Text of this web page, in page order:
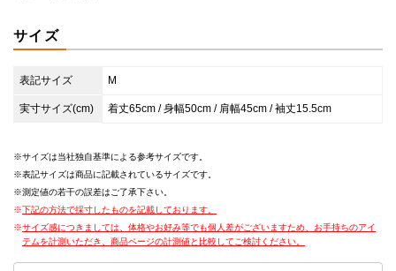
サイズ
表記サイズ M
実寸サイズ(cm) 着丈65cm / 身幅50cm / 肩幅45cm / 袖丈15.5cm
サイズは当社独自基準による参考サイズです。
表記サイズは商品に記載されているサイズです。
測定値の若干の誤差はご了承下さい。
下記の方法で採寸したものを記載しております。
サイズ感につきましては、体格やお好み等でも個人差がございますため、お手持ちのアイ
テムを計測いただき、商品ページの計測値と比較してご検討ください。